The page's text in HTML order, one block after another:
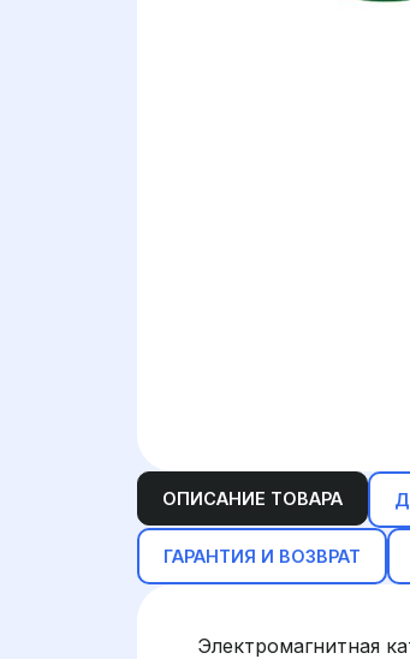
ОПИСАНИЕ ТОВАРА
ГАРАНТИЯ И ВОЗВРАТ
Электромагнитная